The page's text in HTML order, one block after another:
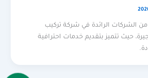
الشركات الرائدة في شركة تركيب
حيث تتميز بتقديم خدمات احترافية